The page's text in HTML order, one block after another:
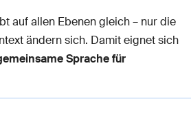
auf allen Ebenen gleich – nur die
ändern sich. Damit eignet sich
Sprache für